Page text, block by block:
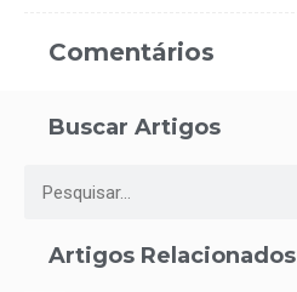
Comentários
Buscar Artigos
Artigos Relacionados